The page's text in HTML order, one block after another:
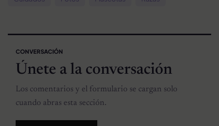
CONVERSACIÓN
Únete a la conversación
Los comentarios y el formulario se cargan solo
cuando abras esta sección.